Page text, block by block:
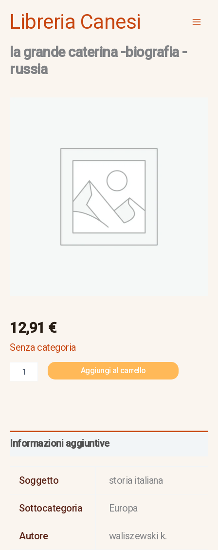
Libreria Canesi
la grande caterina -biografia -
russia
12,91 €
Senza categoria
Aggiungi al carrello
Informazioni aggiuntive
Soggetto storia italiana
Sottocategoria Europa
Autore waliszewski k.